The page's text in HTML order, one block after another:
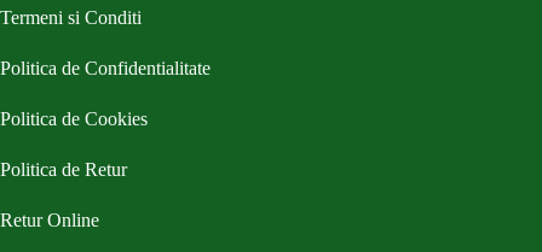
Termeni si Conditi
Politica de Confidentialitate
Politica de Cookies
Politica de Retur
Retur Online